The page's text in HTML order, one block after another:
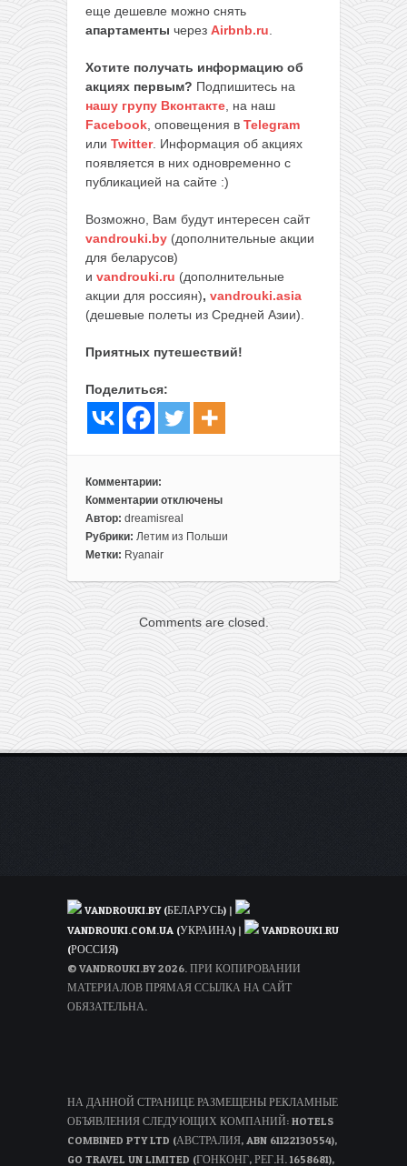
еще дешевле можно снять
апартаменты через Airbnb.ru
Хотите получать информацию об
акциях первым? Подпишитесь на
нашу групу Вконтакте , на наш
Facebook , оповещения в Telegram
или Twitter. Информация об акциях
появляется в них одновременно с
публикацией на сайте :)
Возможно, Вам будут интересен сайт
vandrouki.by (дополнительные акции
для беларусов)
и vandrouki.ru (дополнительные
акции для россиян), vandrouki.asia
(дешевые полеты из Средней Азии).
Приятных путешествий!
Поделиться:
Комментарии:
Комментарии
к
записи
Авиабилеты
Польше
всего
от
(есть
новые
отключены
Автор: dreamisreal
Рубрики: Летим из Польши
Метки: Ryanair
Comments are closed.
VANDROUKI.BY (БЕЛАРУСЬ) |
VANDROUKI.COM.UA (УКРАИНА) |
VANDROUKI.RU
(РОССИЯ)
© VANDROUKI.BY 2026. ПРИ КОПИРОВАНИИ
МАТЕРИАЛОВ ПРЯМАЯ ССЫЛКА НА САЙТ
ОБЯЗАТЕЛЬНА.
НА ДАННОЙ СТРАНИЦЕ РАЗМЕЩЕНЫ РЕКЛАМНЫЕ
ОБЪЯВЛЕНИЯ СЛЕДУЮЩИХ КОМПАНИЙ: HOTELS
COMBINED PTY LTD (АВСТРАЛИЯ, ABN 61122130554),
GO TRAVEL UN LIMITED (ГОНКОНГ, РЕГ.Н. 1658681),